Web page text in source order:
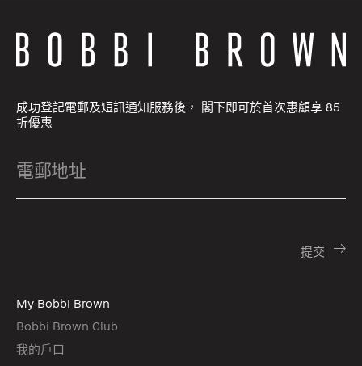
成功登記電郵及短訊通知服務後， 閣下即可於首次惠顧享 85
折優惠
My Bobbi Brown
Bobbi Brown Club
我的戶口